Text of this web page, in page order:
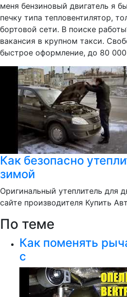
меня бензиновый двигатель я
печку типа тепловентилятор,
бортовой сети. В поиске
вакансия в крупном такси.
быстрое оформление, до 80 000
Как безопасно
зимой
Оригинальный утеплитель для
сайте производителя Купить
По теме
Как поменять
с